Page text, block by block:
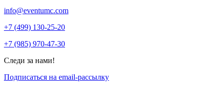
info@eventumc.com
+7 (499) 130-25-20
+7 (985) 970-47-30
Следи за нами!
Подписаться на email-рассылку